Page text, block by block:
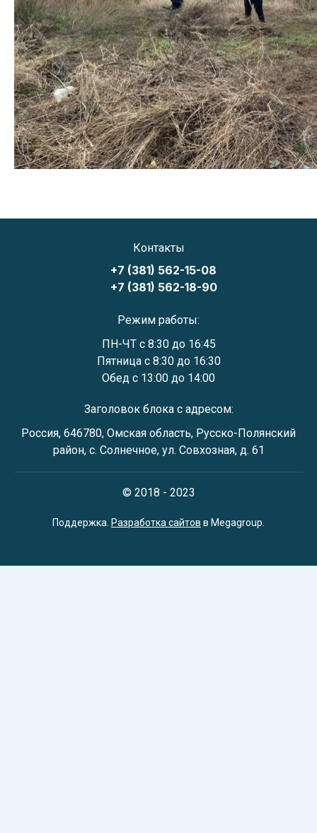
Контакты
+7 (381) 562-15-08
+7 (381) 562-18-90
Режим работы:
ПН-ЧТ с 8:30 до 16:45
Пятница с 8:30 до 16:30
Обед с 13:00 до 14:00
Заголовок блока с адресом:
Россия, 646780, Омская область, Русско-Полянский
район, с. Солнечное, ул. Совхозная, д. 61
© 2018 - 2023
Поддержка. Разработка сайтов в Megagroup.